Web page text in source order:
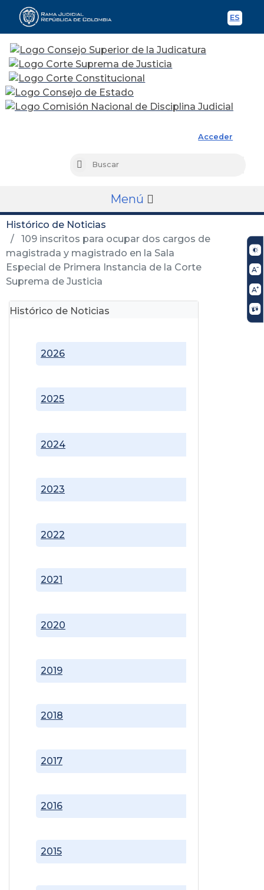
ES
Acceder
Buscar
Menú
Histórico de Noticias
109 inscritos para ocupar dos cargos de
magistrada y magistrado en la Sala
Especial de Primera Instancia de la Corte
Suprema de Justicia
Histórico de Noticias
2015
2016
2017
2018
2019
2020
2021
2022
2023
2024
2025
2026